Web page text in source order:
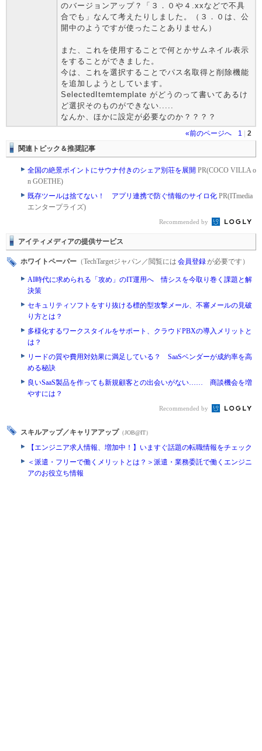
のバージョンアップ？「３．０や４.xxなどで不具
合でも」なんて考えたりしました。（３．０は、公
開中のようですが使ったことありません）
また、これを使用することで何とかサムネイル表示
をすることができました。
今は、これを選択することでパス名取得と削除機能
を追加しようとしています。
SelectedItemtemplate がどうのって書いてあるけ
ど選択そのものができない.....
なんか、ほかに設定が必要なのか？？？？
«前のページへ 1
2
関連トピック＆推奨記事
全国の絶景ポイントにサウナ付きのシェア別荘を展開 PR(COCO VILLA o
n GOETHE)
既存ツールは捨てない！ アプリ連携で防ぐ情報のサイロ化 PR(ITmedia
エンタープライズ)
Recommended by
アイティメディアの提供サービス
ホワイトペーパー （TechTargetジャパン／閲覧には 会員登録が必要です）
AI時代に求められる「攻め」のIT運用へ 情シスを今取り巻く課題と解
決策
セキュリティソフトをすり抜ける標的型攻撃メール、不審メールの見破
り方とは？
多様化するワークスタイルをサポート、クラウドPBXの導入メリットと
は？
リードの質や費用対効果に満足している？ SaaSベンダーが成約率を高
める秘訣
良いSaaS製品を作っても新規顧客との出会いがない…… 商談機会を増
やすには？
Recommended by
スキルアップ／キャリアアップ （JOB@IT）
【エンジニア求人情報、増加中！】いますぐ話題の転職情報をチェック
＜派遣・フリーで働くメリットとは？＞派遣・業務委託で働くエンジニ
アのお役立ち情報